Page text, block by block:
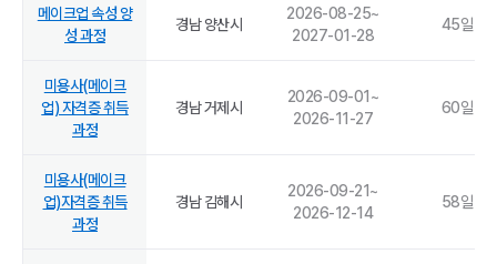
메이크업 속성 양
성 과정
경남 양산시
2026-08-25~
2027-01-28
45일
미용사(메이크
업) 자격증 취득
과정
경남 거제시
2026-09-01 ~
2026-11-27
60일
미용사(메이크
업)자격증 취득
과정
경남 김해시
2026-09-21~
2026-12-14
58일